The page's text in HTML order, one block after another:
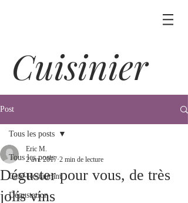
Cuisinier
Post
Tous les posts
Café-Restaurant
Dégustation
Tous les posts
Déguster pour vous, de très
jolis vins
Eric M.
2 avr. 2017 2 min de lecture